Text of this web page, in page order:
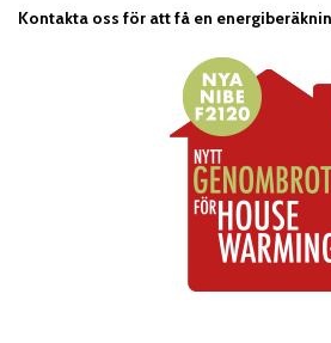
Kontakta oss för att få en